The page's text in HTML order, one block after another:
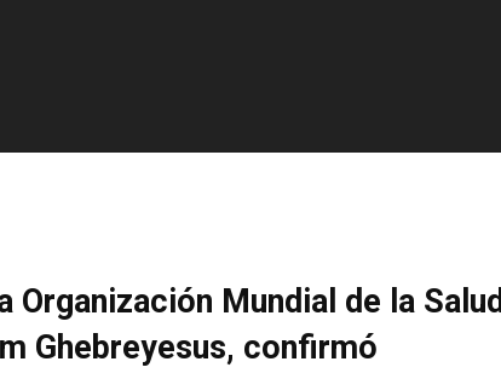
Organización Mundial de la Salud
Ghebreyesus, confirmó